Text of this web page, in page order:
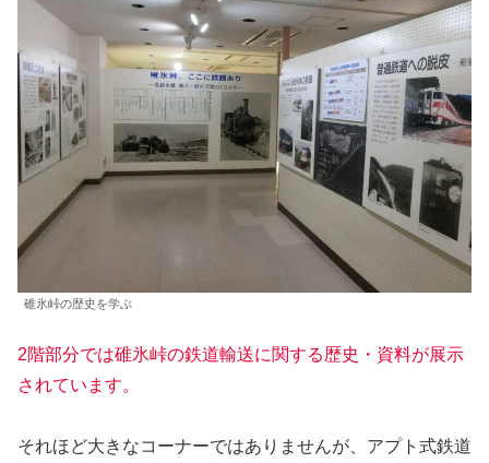
碓氷峠の歴史を学ぶ
2階部分では碓氷峠の鉄道輸送に関する歴史・資料が展示
されています。
それほど大きなコーナーではありませんが、アプト式鉄道